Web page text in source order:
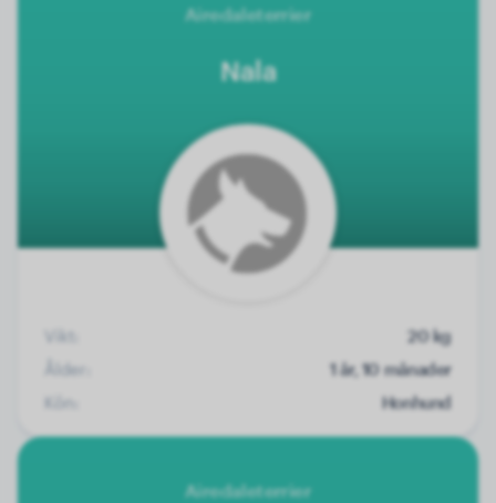
Airedaleterrier
Nala
Vikt:
20 kg
Ålder:
1 år, 10 månader
Kön:
Honhund
Airedaleterrier